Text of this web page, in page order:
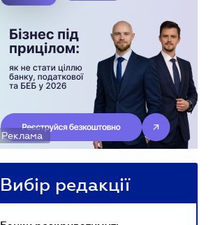
Реклама
Вибір редакції